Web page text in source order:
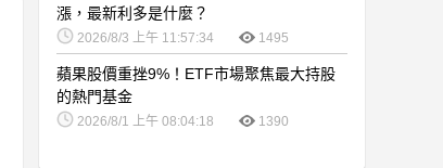
漲，最新利多是什麼？
2026/8/3 上午 11:57:34 1495
蘋果股價重挫9%！ETF市場聚焦最大持股
的熱門基金
2026/8/1 上午 08:04:18 1390